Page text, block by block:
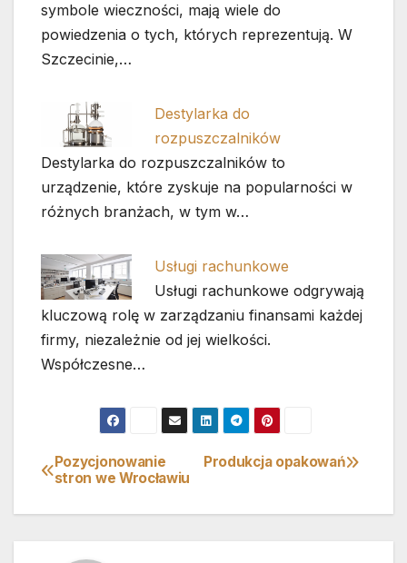
symbole wieczności, mają wiele do
powiedzenia o tych, których reprezentują. W
Szczecinie,…
Destylarka do
rozpuszczalników
Destylarka do rozpuszczalników to
urządzenie, które zyskuje na popularności w
różnych branżach, w tym w…
Usługi rachunkowe
Usługi rachunkowe odgrywają
kluczową rolę w zarządzaniu finansami każdej
firmy, niezależnie od jej wielkości.
Współczesne…
Nawigacja
wpisu
Produkcja opakowań
Pozycjonowanie
stron we Wrocławiu